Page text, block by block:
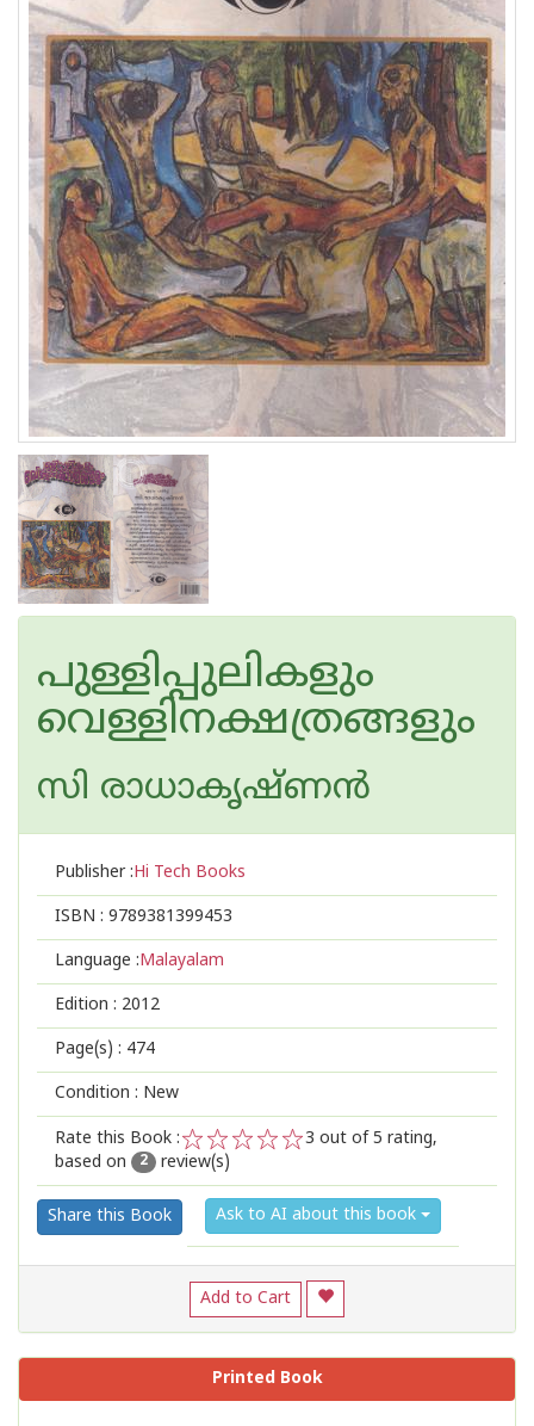
പുള്ളിപ്പുലികളും
വെള്ളിനക്ഷത്രങ്ങളും
സി രാധാകൃഷ്ണന്‍
Publisher :Hi Tech Books
ISBN : 9789381399453
Language :Malayalam
Edition : 2012
Page(s) : 474
Condition : New
Rate this Book :
2
1
3 out of 5 rating,
based on
2 review(s)
Share this Book Ask to AI about this book
Add to Cart
Printed Book